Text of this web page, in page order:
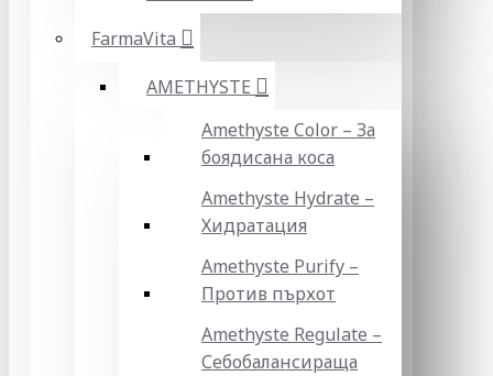
FarmaVita
AMETHYSTE
Amethyste Color – За
боядисана коса
Amethyste Hydrate –
Хидратация
Amethyste Purify –
Против пърхот
Amethyste Regulate –
Себобалансираща